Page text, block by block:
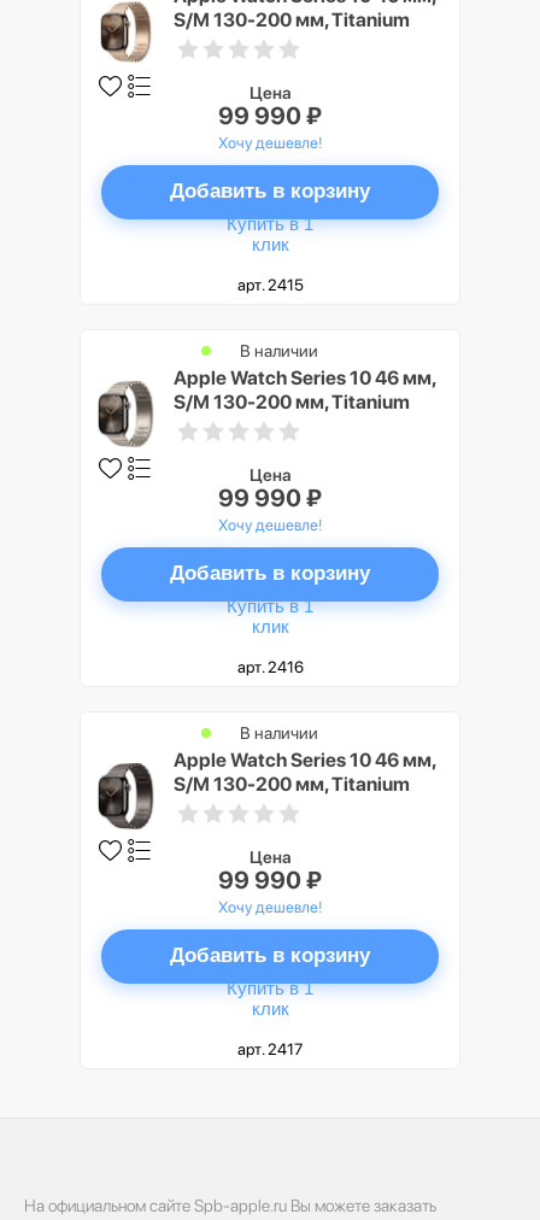
S/M 130-200 мм, Titanium
Case GPS+Cellular, Gold
Цена
99 990 ₽
Хочу дешевле!
Добавить в корзину
Купить в 1
клик
арт. 2415
Apple Watch Series 10 46 мм,
S/M 130-200 мм, Titanium
Case GPS+Cellular, Natural
В наличии
Цена
99 990 ₽
Хочу дешевле!
Добавить в корзину
Купить в 1
клик
арт. 2416
Apple Watch Series 10 46 мм,
S/M 130-200 мм, Titanium
Case GPS+Cellular, Slate
В наличии
Цена
99 990 ₽
Хочу дешевле!
Добавить в корзину
Купить в 1
клик
арт. 2417
На официальном сайте Spb-apple.ru Вы можете заказать